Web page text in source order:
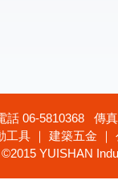
06-5810368 傳
工具 ｜ 建築五金
©2015 YUISHAN